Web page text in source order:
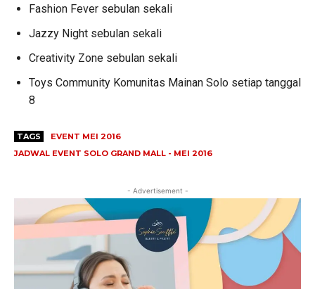
Fashion Fever sebulan sekali
Jazzy Night sebulan sekali
Creativity Zone sebulan sekali
Toys Community Komunitas Mainan Solo setiap tanggal
8
TAGS
EVENT MEI 2016
JADWAL EVENT SOLO GRAND MALL - MEI 2016
- Advertisement -